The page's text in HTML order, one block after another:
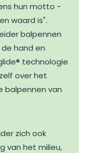
hun motto -
waard is".
balpennen
hand en
technologie
over het
balpennen van
zich ook
van het milieu,